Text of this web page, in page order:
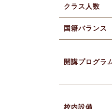
クラス人数
国籍バランス
開講プログラ
校内設備